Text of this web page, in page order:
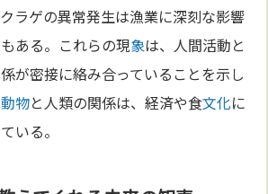
ラゲの異常発生は漁業に深刻な影響
ある。これらの現象は、人間活動と
が密接に絡み合っていることを示し
物と人類の関係は、経済や食文化に
いる。